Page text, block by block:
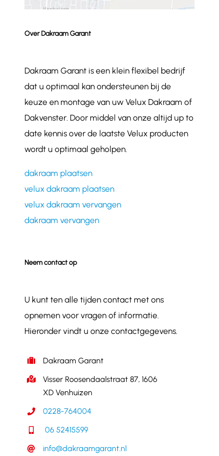
Over Dakraam Garant
Dakraam Garant is een klein flexibel bedrijf
dat u optimaal kan ondersteunen bij de
keuze en montage van uw Velux Dakraam of
Dakvenster. Door middel van onze altijd up to
date kennis over de laatste Velux producten
wordt u optimaal geholpen.
dakraam plaatsen
velux dakraam plaatsen
velux dakraam vervangen
dakraam vervangen
Neem contact op
U kunt ten alle tijden contact met ons
opnemen voor vragen of informatie.
Hieronder vindt u onze contactgegevens.
Dakraam Garant
Visser Roosendaalstraat 87, 1606
XD Venhuizen
0228-764004
06 52415599
info@dakraamgarant.nl